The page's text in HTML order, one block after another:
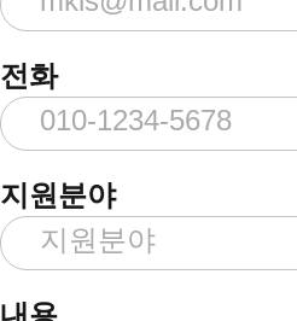
전화
지원분야
내용